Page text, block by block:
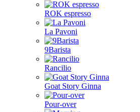
ROK espresso
La Pavoni
9Barista
Rancilio
Goat Story Ginna
Pour-over